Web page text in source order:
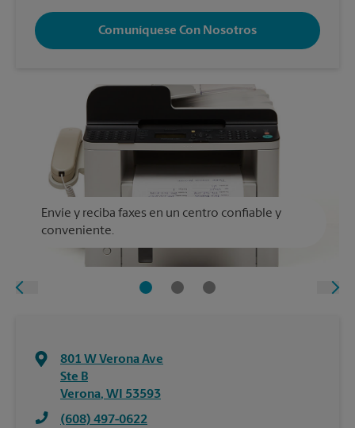
Comuníquese Con Nosotros
Envíe y reciba faxes en un centro confiable y
conveniente.
801 W Verona Ave
Ste B
Verona, WI 53593
(608) 497-0622